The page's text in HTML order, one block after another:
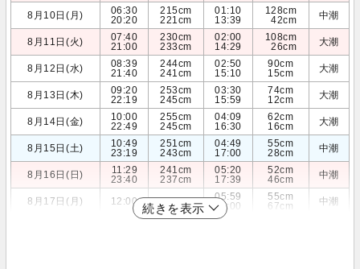
8月10日(月)
06:30
20:20
215cm
221cm
01:10
13:39
128cm
42cm
中潮
8月11日(火)
07:40
21:00
230cm
233cm
02:00
14:29
108cm
26cm
大潮
8月12日(水)
08:39
21:40
244cm
241cm
02:50
15:10
90cm
15cm
大潮
8月13日(木)
09:20
22:19
253cm
245cm
03:30
15:59
74cm
12cm
大潮
8月14日(金)
10:00
22:49
255cm
245cm
04:09
16:30
62cm
16cm
大潮
8月15日(土)
10:49
23:19
251cm
243cm
04:49
17:00
55cm
28cm
中潮
8月16日(日)
11:29
23:40
241cm
237cm
05:20
17:39
52cm
46cm
中潮
8月17日(月) 12:00 228cm
05:59
18:00
55cm
67cm
中潮
続きを表示